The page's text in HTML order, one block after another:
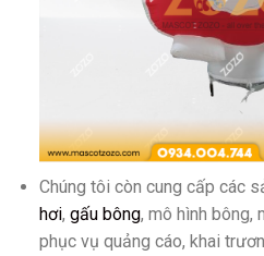
Chúng tôi còn cung cấp các
hơi, gấu bông, mô hình bông,
phục vụ quảng cáo, khai